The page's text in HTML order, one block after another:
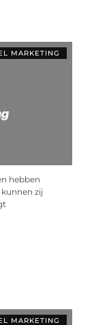
MARKETING
hebben
zij
MARKETING